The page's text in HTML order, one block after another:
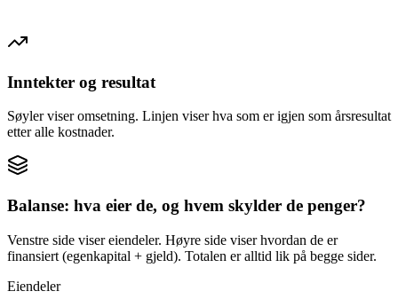
Inntekter og resultat
Søyler viser omsetning. Linjen viser hva som er igjen som årsresultat
etter alle kostnader.
Balanse: hva eier de, og hvem skylder de penger?
Venstre side viser eiendeler. Høyre side viser hvordan de er
finansiert (egenkapital + gjeld). Totalen er alltid lik på begge sider.
Eiendeler